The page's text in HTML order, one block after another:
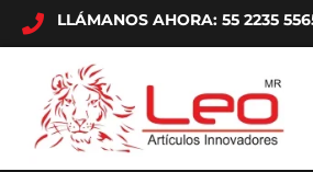
LLÁMANOS AHORA: 55 2235